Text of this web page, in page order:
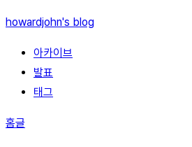
howardjohn's blog
아카이브
발표
태그
홈글